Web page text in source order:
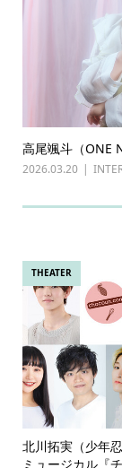
高尾颯斗（ONE
2026.03.20
THEATER
北川拓実（少年忍
ミュージカル『